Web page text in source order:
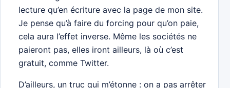
lecture qu’en écriture avec la page de mon site.
Je pense qu’à faire du forcing pour qu’on paie,
cela aura l’effet inverse. Même les sociétés ne
paieront pas, elles iront ailleurs, là où c’est
gratuit, comme Twitter.
D’ailleurs, un truc qui m’étonne : on a pas arrêter